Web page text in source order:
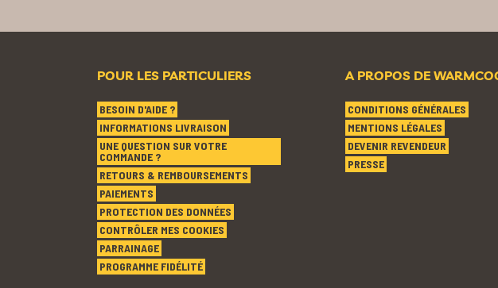
POUR LES PARTICULIERS
BESOIN D'AIDE ?
INFORMATIONS LIVRAISON
UNE QUESTION SUR VOTRE
COMMANDE ?
RETOURS & REMBOURSEMENTS
PAIEMENTS
PROTECTION DES DONNÉES
CONTRÔLER MES COOKIES
PARRAINAGE
PROGRAMME FIDÉLITÉ
A PROPOS DE
CONDITIONS GÉNÉRALES
MENTIONS LÉGALES
DEVENIR REVENDEUR
PRESSE